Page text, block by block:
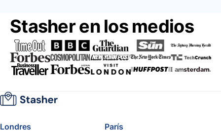
Stasher en los medios
Londres
París